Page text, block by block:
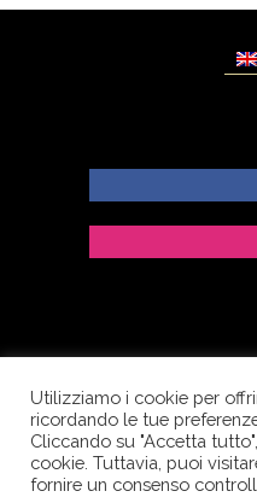
© Copyright
IT02609400656
Corso Palatucci, 65 -
Utilizziamo i cookie per
ricordando le tue
Cliccando su "Accetta
cookie. Tuttavia, puoi
fornire un consenso